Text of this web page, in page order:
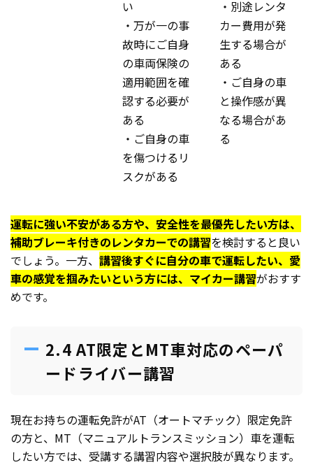
い
・万が一の事
故時にご自身
の車両保険の
適用範囲を確
認する必要が
ある
・ご自身の車
を傷つけるリ
スクがある
・別途レンタ
カー費用が発
生する場合が
ある
・ご自身の車
と操作感が異
なる場合があ
る
運転に強い不安がある方や、安全性を最優先したい方は、
補助ブレーキ付きのレンタカーでの講習を検討すると良い
でしょう。一方、 講習後すぐに自分の車で運転したい、愛
車の感覚を掴みたいという方には、マイカー講習がおすす
めです。
2.4 AT限定とMT車対応のペーパ
ードライバー講習
現在お持ちの運転免許がAT（オートマチック）限定免許
の方と、MT（マニュアルトランスミッション）車を運転
したい方では、受講する講習内容や選択肢が異なります。